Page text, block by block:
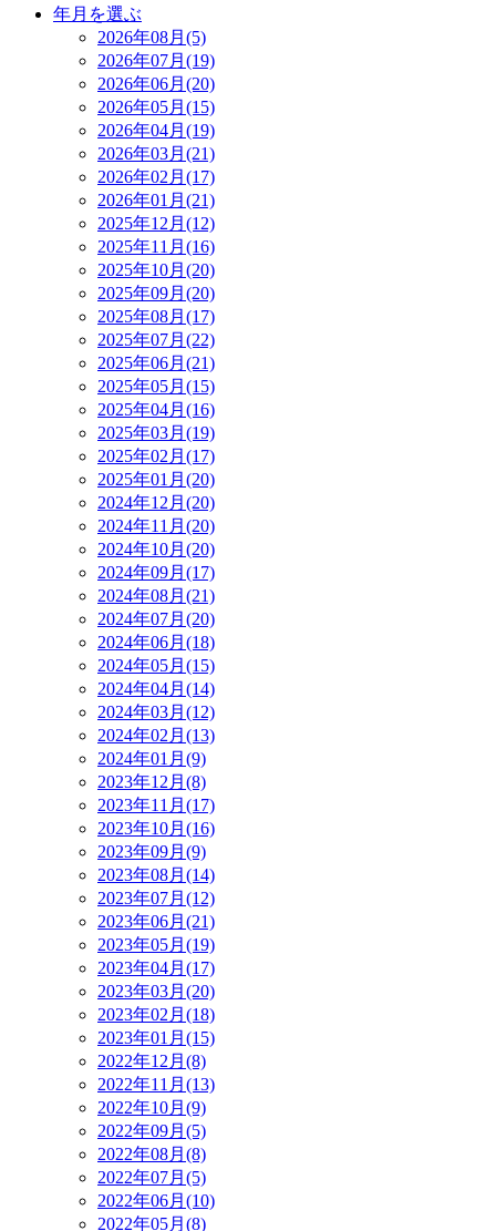
年月を選ぶ
2026年08月(5)
2026年07月(19)
2026年06月(20)
2026年05月(15)
2026年04月(19)
2026年03月(21)
2026年02月(17)
2026年01月(21)
2025年12月(12)
2025年11月(16)
2025年10月(20)
2025年09月(20)
2025年08月(17)
2025年07月(22)
2025年06月(21)
2025年05月(15)
2025年04月(16)
2025年03月(19)
2025年02月(17)
2025年01月(20)
2024年12月(20)
2024年11月(20)
2024年10月(20)
2024年09月(17)
2024年08月(21)
2024年07月(20)
2024年06月(18)
2024年05月(15)
2024年04月(14)
2024年03月(12)
2024年02月(13)
2024年01月(9)
2023年12月(8)
2023年11月(17)
2023年10月(16)
2023年09月(9)
2023年08月(14)
2023年07月(12)
2023年06月(21)
2023年05月(19)
2023年04月(17)
2023年03月(20)
2023年02月(18)
2023年01月(15)
2022年12月(8)
2022年11月(13)
2022年10月(9)
2022年09月(5)
2022年08月(8)
2022年07月(5)
2022年06月(10)
2022年05月(8)